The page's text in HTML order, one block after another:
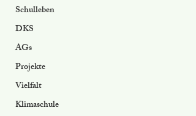
Schulleben
DKS
AGs
Projekte
Vielfalt
Klimaschule